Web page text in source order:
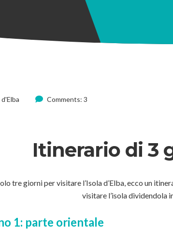
Comments: 3
Itinerario di 3
tre giorni per visitare l’Isola d’Elba, ecco un
visitare l’isola dividendola
1: parte orientale